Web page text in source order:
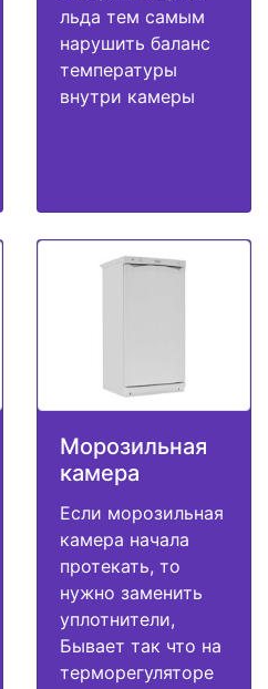
льда тем самым
нарушить баланс
температуры
внутри камеры
Морозильная
камера
Если морозильная
камера начала
протекать, то
нужно заменить
уплотнители,
Бывает так что на
терморегуляторе